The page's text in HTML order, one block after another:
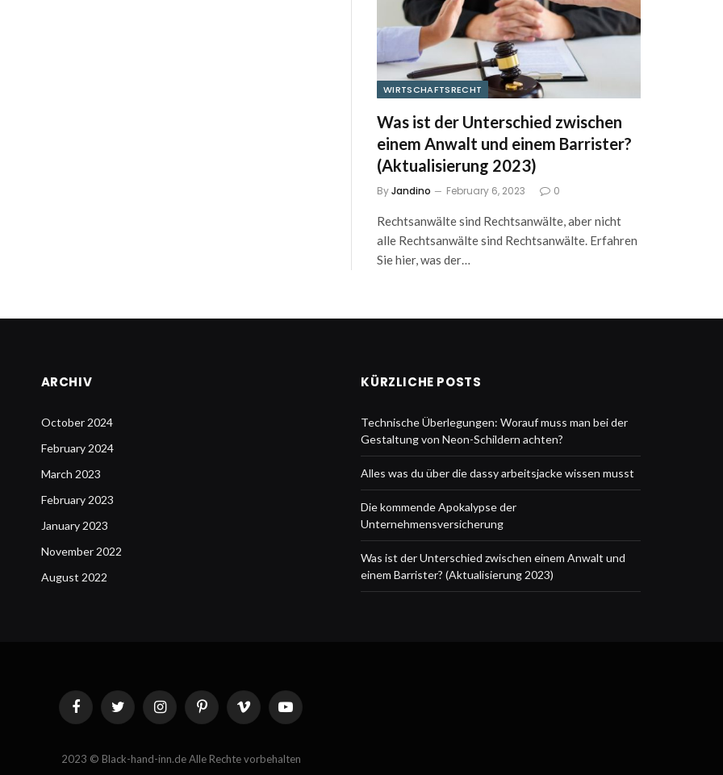
WIRTSCHAFTSRECHT
Was ist der Unterschied zwischen
einem Anwalt und einem Barrister?
(Aktualisierung 2023)
ByJandino February 6, 2023 0
Rechtsanwälte sind Rechtsanwälte, aber nicht
alle Rechtsanwälte sind Rechtsanwälte. Erfahren
Sie hier, was der…
ARCHIV
October 2024
February 2024
March 2023
February 2023
January 2023
November 2022
August 2022
KÜRZLICHE POSTS
Technische Überlegungen: Worauf muss man bei der
Gestaltung von Neon-Schildern achten?
Alles was du über die dassy arbeitsjacke wissen musst
Die kommende Apokalypse der
Unternehmensversicherung
Was ist der Unterschied zwischen einem Anwalt und
einem Barrister? (Aktualisierung 2023)
FacebookTwitter InstagramPinterestVimeo YouTube
2023 © Black-hand-inn.de Alle Rechte vorbehalten